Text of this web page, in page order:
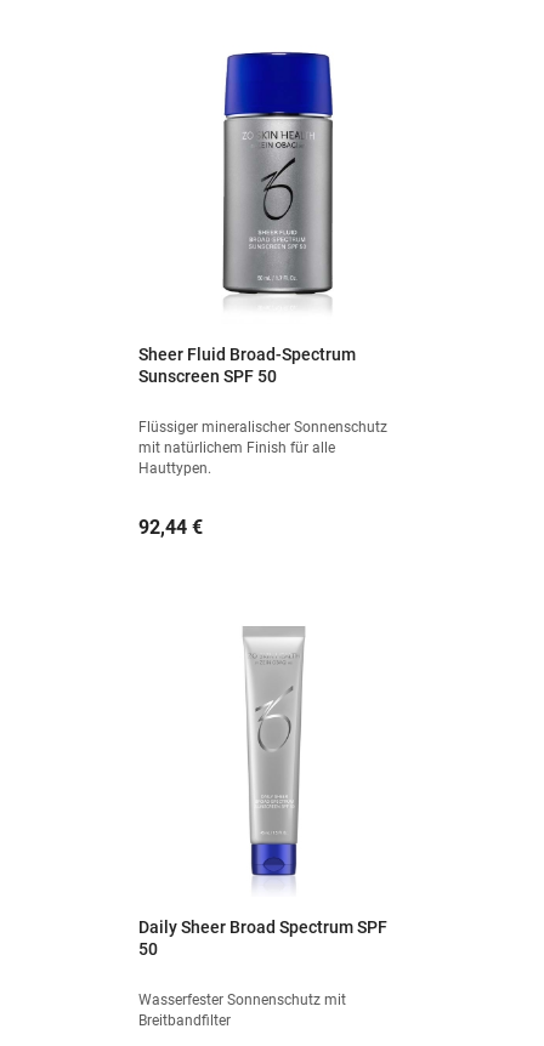
Sheer Fluid Broad-Spectrum
Sunscreen SPF 50
Flüssiger mineralischer Sonnenschutz
mit natürlichem Finish für alle
Hauttypen.
Preis
92,44 €
Daily Sheer Broad Spectrum SPF
50
Wasserfester Sonnenschutz mit
Breitbandfilter